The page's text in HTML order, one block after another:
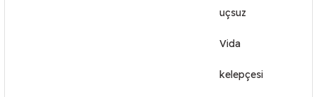
uçsuz
Vida
kelepçesi